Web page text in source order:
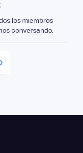
los miembros
conversando.